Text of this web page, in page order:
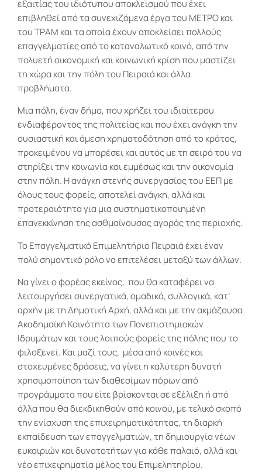
εξαιτίας του ιδιότυπου αποκλεισμού που έχει
επιβληθεί από τα συνεχιζόμενα έργα του ΜΕΤΡΟ και
του ΤΡΑΜ και τα οποία έχουν αποκλείσει πολλούς
επαγγελματίες από το καταναλωτικό κοινό, από την
πολυετή οικονομική και κοινωνική κρίση που μαστίζει
τη χώρα και την πόλη του Πειραιά και άλλα
προβλήματα.
Μια πόλη, έναν δήμο, που χρήζει του ιδιαίτερου
ενδιαφέροντος της πολιτείας και που έχει ανάγκη την
ουσιαστική και άμεση χρηματοδότηση από το κράτος,
προκειμένου να μπορέσει και αυτός με τη σειρά του να
στηρίξει την κοινωνία και εμμέσως και την οικονομία
στην πόλη. Η ανάγκη στενής συνεργασίας του ΕΕΠ με
όλους τους φορείς, αποτελεί ανάγκη, αλλά και
προτεραιότητα για μια συστηματικοποιημένη
επανεκκίνηση της ασθμαίνουσας αγοράς της περιοχής.
Το Επαγγελματικό Επιμελητήριο Πειραιά έχει έναν
πολύ σημαντικό ρόλο να επιτελέσει μεταξύ των άλλων.
Να γίνει ο φορέας εκείνος, που θα καταφέρει να
λειτουργήσει συνεργατικά, ομαδικά, συλλογικά, κατ’
αρχήν με τη Δημοτική Αρχή, αλλά και με την ακμάζουσα
Ακαδημαϊκή Κοινότητα των Πανεπιστημιακών
Ιδρυμάτων και τους λοιπούς φορείς της πόλης που το
φιλοξενεί. Και μαζί τους, μέσα από κοινές και
στοχευμένες δράσεις, να γίνει η καλύτερη δυνατή
χρησιμοποίηση των διαθεσίμων πόρων από
προγράμματα που είτε βρίσκονται σε εξέλιξη ή από
άλλα που θα διεκδικηθούν από κοινού, με τελικό σκοπό
την ενίσχυση της επιχειρηματικότητας, τη διαρκή
εκπαίδευση των επαγγελματιών, τη δημιουργία νέων
ευκαιριών και δυνατοτήτων για κάθε παλαιό, αλλά και
νέο επιχειρηματία μέλος του Επιμελητηρίου.